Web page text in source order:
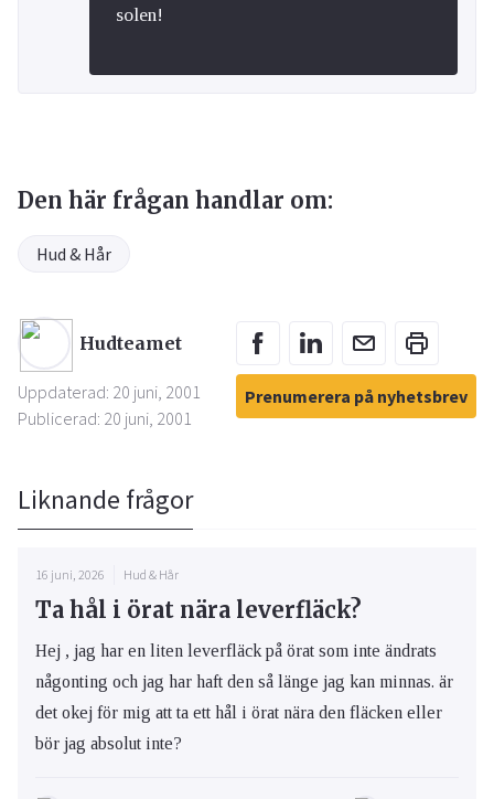
solen!
Den här frågan handlar om:
Hud & Hår
Hudteamet
Uppdaterad: 20 juni, 2001
Publicerad: 20 juni, 2001
Prenumerera på nyhetsbrev
Liknande frågor
16 juni, 2026 Hud & Hår
Ta hål i örat nära leverfläck?
Hej , jag har en liten leverfläck på örat som inte ändrats
någonting och jag har haft den så länge jag kan minnas. är
det okej för mig att ta ett hål i örat nära den fläcken eller
bör jag absolut inte?